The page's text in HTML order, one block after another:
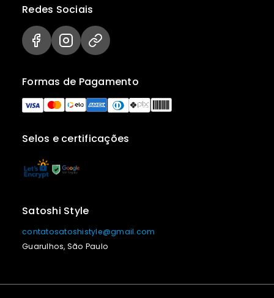
Selos e certificações
Formas de Pagamento
Redes Sociais
Satoshi Style
contatosatoshistyle@gmail.com
Guarulhos, São Paulo